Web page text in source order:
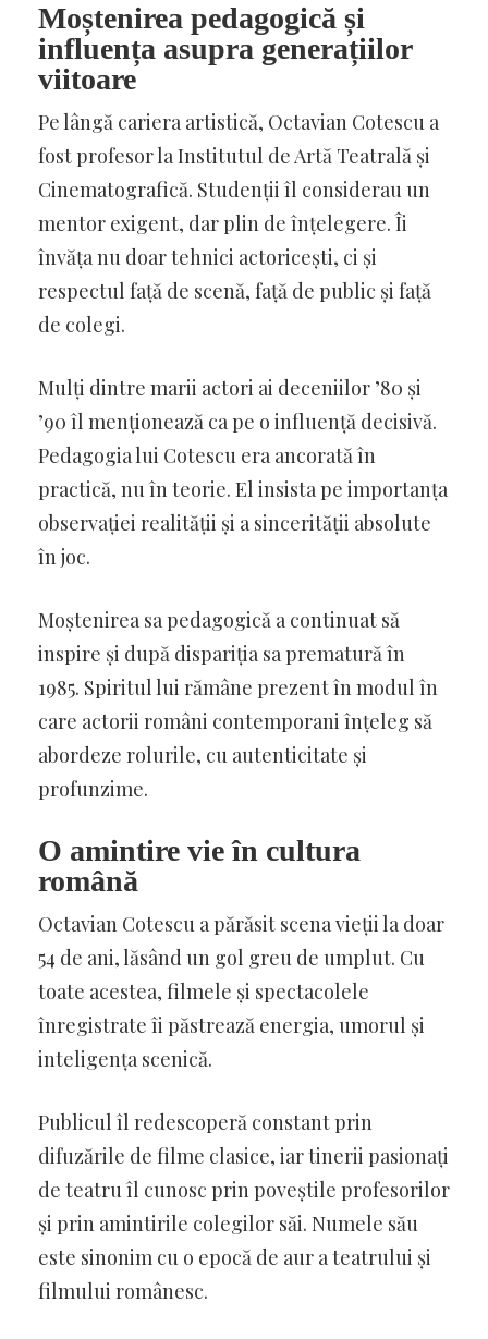
Moștenirea pedagogică și
influența asupra generațiilor
viitoare
Pe lângă cariera artistică, Octavian Cotescu a
fost profesor la Institutul de Artă Teatrală și
Cinematografică. Studenții îl considerau un
mentor exigent, dar plin de înțelegere. Îi
învăța nu doar tehnici actoricești, ci și
respectul față de scenă, față de public și față
de colegi.
Mulți dintre marii actori ai deceniilor ’80 și
’90 îl menționează ca pe o influență decisivă.
Pedagogia lui Cotescu era ancorată în
practică, nu în teorie. El insista pe importanța
observației realității și a sincerității absolute
în joc.
Moștenirea sa pedagogică a continuat să
inspire și după dispariția sa prematură în
1985. Spiritul lui rămâne prezent în modul în
care actorii români contemporani înțeleg să
abordeze rolurile, cu autenticitate și
profunzime.
O amintire vie în cultura
română
Octavian Cotescu a părăsit scena vieții la doar
54 de ani, lăsând un gol greu de umplut. Cu
toate acestea, filmele și spectacolele
înregistrate îi păstrează energia, umorul și
inteligența scenică.
Publicul îl redescoperă constant prin
difuzările de filme clasice, iar tinerii pasionați
de teatru îl cunosc prin poveștile profesorilor
și prin amintirile colegilor săi. Numele său
este sinonim cu o epocă de aur a teatrului și
filmului românesc.